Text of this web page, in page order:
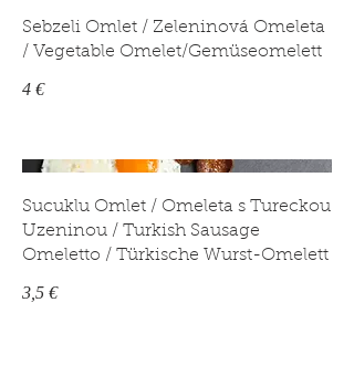
Sebzeli Omlet / Zeleninová Omeleta
/ Vegetable Omelet/Gemüseomelett
4 €
Sucuklu Omlet / Omeleta s Tureckou
Uzeninou / Turkish Sausage
Omeletto / Türkische Wurst-Omelett
3,5 €